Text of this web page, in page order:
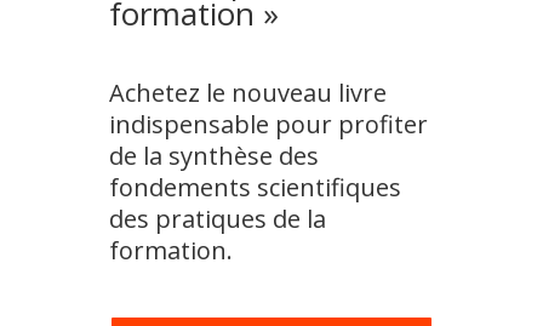
formation »
Achetez le nouveau livre
indispensable pour profiter
de la synthèse des
fondements scientifiques
des pratiques de la
formation.